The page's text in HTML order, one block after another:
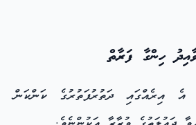
އެ އިރެއްގައި ދަތުރުފަތުރުގެ ކަންކަން